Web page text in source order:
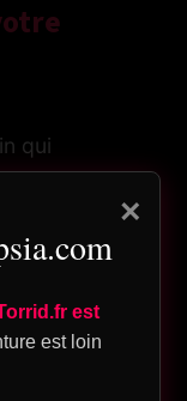
qui
qu’il y a
×
est
est loin